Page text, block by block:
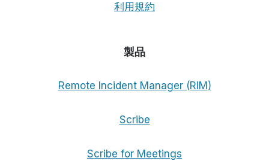
利用規約
製品
Remote Incident Manager (RIM)
Scribe
Scribe for Meetings